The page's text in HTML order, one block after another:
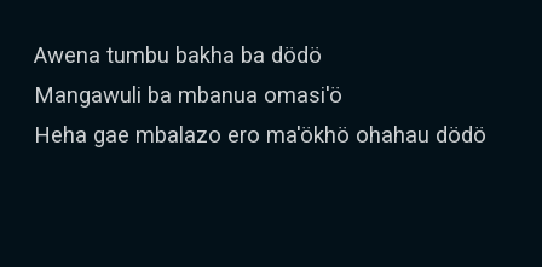
Awena tumbu bakha ba dödö
Mangawuli ba mbanua omasi'ö
Heha gae mbalazo ero ma'ökhö ohahau dödö